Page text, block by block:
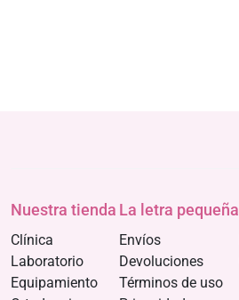
Nuestra tienda
Clínica
Laboratorio
Equipamiento
La letra pequeña
Envíos
Devoluciones
Términos de uso